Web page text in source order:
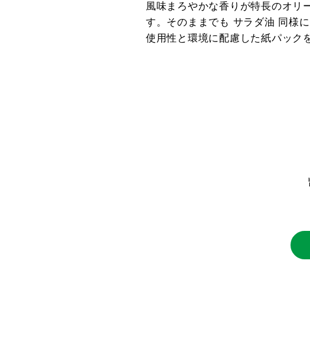
風味まろやかな香りが特長のオリ
す。そのままでも サラダ油 同様
使用性と環境に配慮した紙パック